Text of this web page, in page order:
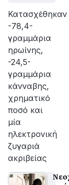
Κατασχέθηκαν
-78,4-
γραμμάρια
ηρωίνης,
-24,5-
γραμμάρια
κάνναβης,
χρηματικό
ποσό και
μία
ηλεκτρονική
ζυγαριά
ακριβείας